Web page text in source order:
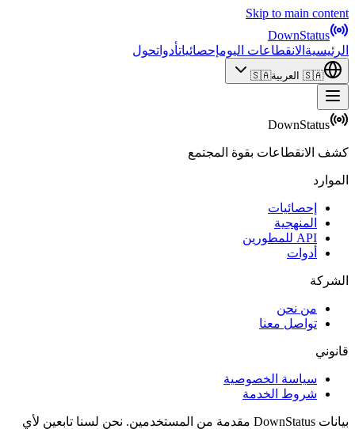
Skip to main content
DownStatus
الرئيسية الانقطاعات اليومإحصائياتأدواتحول
🇸🇦 العربية🇸🇦
DownStatus
كشف الانقطاعات بقوة المجتمع
الموارد
إحصائيات
المنهجية
API للمطورين
أدوات
الشركة
من نحن
تواصل معنا
قانوني
سياسة الخصوصية
شروط الخدمة
بيانات DownStatus مقدمة من المستخدمين. نحن لسنا تابعين لأي